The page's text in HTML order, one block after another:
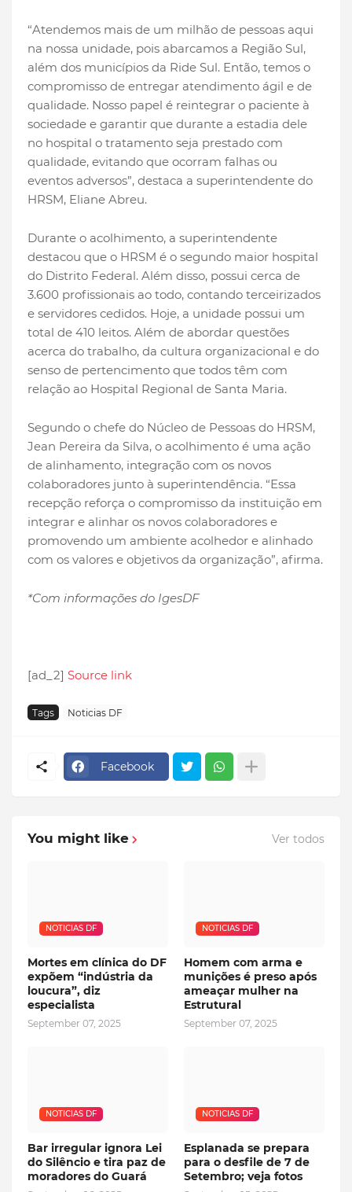
“Atendemos mais de um milhão de pessoas aqui
na nossa unidade, pois abarcamos a Região Sul,
além dos municípios da Ride Sul. Então, temos o
compromisso de entregar atendimento ágil e de
qualidade. Nosso papel é reintegrar o paciente à
sociedade e garantir que durante a estadia dele
no hospital o tratamento seja prestado com
qualidade, evitando que ocorram falhas ou
eventos adversos”, destaca a superintendente do
HRSM, Eliane Abreu.
Durante o acolhimento, a superintendente
destacou que o HRSM é o segundo maior hospital
do Distrito Federal. Além disso, possui cerca de
3.600 profissionais ao todo, contando terceirizados
e servidores cedidos. Hoje, a unidade possui um
total de 410 leitos. Além de abordar questões
acerca do trabalho, da cultura organizacional e do
senso de pertencimento que todos têm com
relação ao Hospital Regional de Santa Maria.
Segundo o chefe do Núcleo de Pessoas do HRSM,
Jean Pereira da Silva, o acolhimento é uma ação
de alinhamento, integração com os novos
colaboradores junto à superintendência. “Essa
recepção reforça o compromisso da instituição em
integrar e alinhar os novos colaboradores e
promovendo um ambiente acolhedor e alinhado
com os valores e objetivos da organização”, afirma.
*Com informações do IgesDF
[ad_2] Source link
Tags Noticias DF
Facebook
You might like Ver todos
NOTICIAS DF
Mortes em clínica do DF
expõem “indústria da
loucura”, diz
especialista
September 07, 2025
NOTICIAS DF
Homem com arma e
munições é preso após
ameaçar mulher na
Estrutural
September 07, 2025
NOTICIAS DF
Bar irregular ignora Lei
do Silêncio e tira paz de
moradores do Guará
NOTICIAS DF
Esplanada se prepara
para o desfile de 7 de
Setembro; veja fotos